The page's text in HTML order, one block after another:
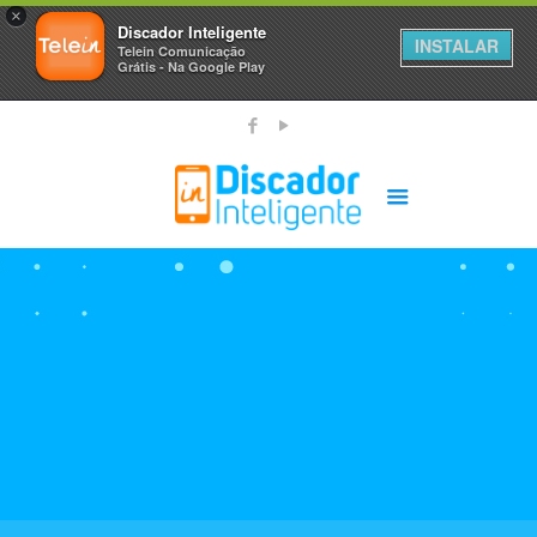
×
Discador Inteligente
Telein Comunicação
Grátis - Na Google Play
INSTALAR